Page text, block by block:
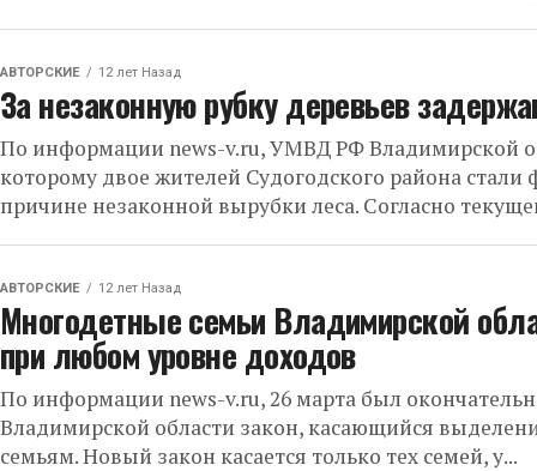
АВТОРСКИЕ 12 лет Назад
За незаконную рубку деревьев
По информации news-v.ru, УМВД РФ Владимирской
которому двое жителей Судогодского района
причине незаконной вырубки леса. Согласно
АВТОРСКИЕ 12 лет Назад
Многодетные семьи Владимирской
при любом уровне доходов
По информации news-v.ru, 26 марта был
Владимирской области закон, касающийся
семьям. Новый закон касается только тех семей, у...